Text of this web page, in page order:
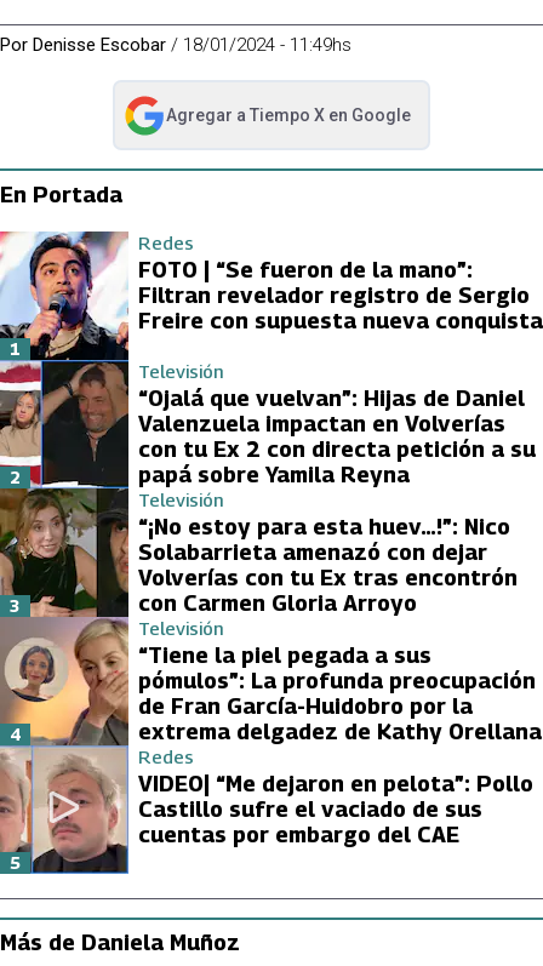
Por Denisse Escobar / 18/01/2024 - 11:49hs
Agregar a Tiempo Xen Google
abre en nueva pestaña
En Portada
Redes
FOTO | “Se fueron de la mano”:
Filtran revelador registro de Sergio
Freire con supuesta nueva conquista
1
Televisión
“Ojalá que vuelvan”: Hijas de Daniel
Valenzuela impactan en Volverías
con tu Ex 2 con directa petición a su
papá sobre Yamila Reyna
2
Televisión
“¡No estoy para esta huev…!”: Nico
Solabarrieta amenazó con dejar
Volverías con tu Ex tras encontrón
con Carmen Gloria Arroyo
3
Televisión
“Tiene la piel pegada a sus
pómulos”: La profunda preocupación
de Fran García-Huidobro por la
extrema delgadez de Kathy Orellana
4
Redes
VIDEO| “Me dejaron en pelota”: Pollo
Castillo sufre el vaciado de sus
cuentas por embargo del CAE
5
Más de Daniela Muñoz